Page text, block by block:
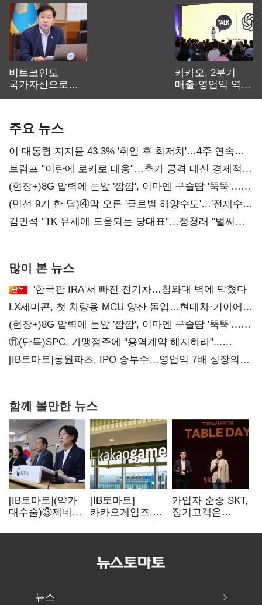
비트코인도
국가자산으로…'
카카오, 2분기
매출·영업익 역대
주요 뉴스
이 대통령 지지율 43.3% '취임 후 최저치'…4주 연속
'하락'
트럼프 "이란에 로키로 대응"…추가 공격 대신 경제적
압박 시사
(현장+)8G 압력에 눈앞 '깜깜', 이마엔 구슬땀 '뚝뚝'…
화려한 에어쇼 뒤 땀방울
(민선 9기 한 달)④막 오른 '글로벌 해양수도'…'전재수
리더십' 시험대
김민석 "TK 유세에 도움되는 당대표"…정청래 "벌써
많이 본 뉴스
'한국판 IRA'서 빠진 전기차…청와대 벽에 막혔다
LX세미콘, 첫 차량용 MCU 양산 돌입…현대차·기아에
공급
(현장+)8G 압력에 눈앞 '깜깜', 이마엔 구슬땀 '뚝뚝'…
화려한 에어쇼 뒤 땀방울
⑪(단독)SPC, 가맹점주에 "용역계약 해지하라"...
내팽개친 '사회적합의'
[IB토마토]동원파츠, IPO 승부수…영업익 7배 성장의
함께 볼만한 뉴스
[IB토마토](약가
대수술)③제네릭
'뚝'…등재전략
[IB토마토]
카카오게임즈,
80억 지원…웹3
가입자 순증 SKT,
장기고객은
챙긴다
뉴스